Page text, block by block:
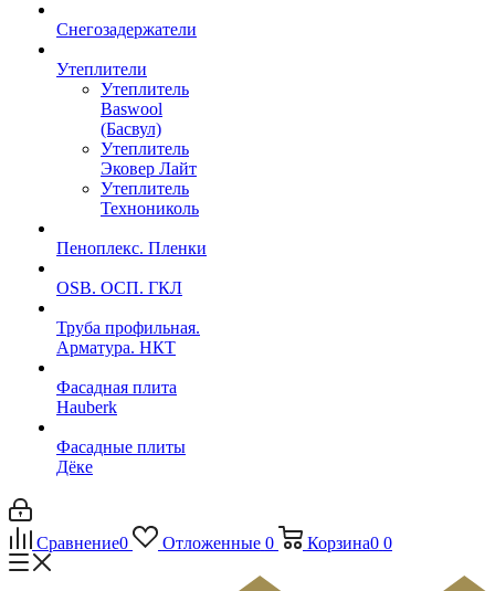
Снегозадержатели
Утеплители
Утеплитель
Baswool
(Басвул)
Утеплитель
Эковер Лайт
Утеплитель
Технониколь
Пеноплекс. Пленки
OSB. ОСП. ГКЛ
Труба профильная.
Арматура. НКТ
Фасадная плита
Hauberk
Фасадные плиты
Дёке
Сравнение0 Отложенные 0 Корзина0 0